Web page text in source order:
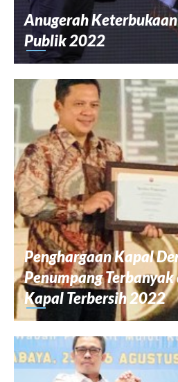
Anugerah
Publik 2022
Penghargaan Kapal
Penumpang
Kapal Terbersih 2022